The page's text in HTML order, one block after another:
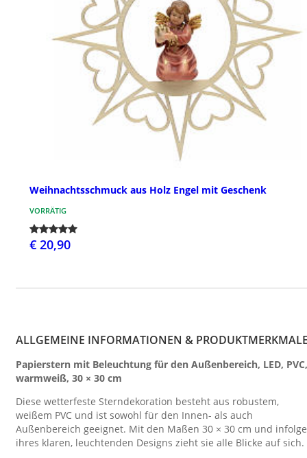
Weihnachtsschmuck aus Holz Engel mit Geschenk
VORRÄTIG
€ 20,90
ALLGEMEINE INFORMATIONEN &
Papierstern mit Beleuchtung für den Außenbereich, LED, PVC,
warmweiß, 30 × 30 cm
Diese wetterfeste Sterndekoration besteht aus robustem,
weißem PVC und ist sowohl für den Innen- als auch
Außenbereich geeignet. Mit den Maßen 30 × 30 cm und infolge
ihres klaren, leuchtenden Designs zieht sie alle Blicke auf sich.